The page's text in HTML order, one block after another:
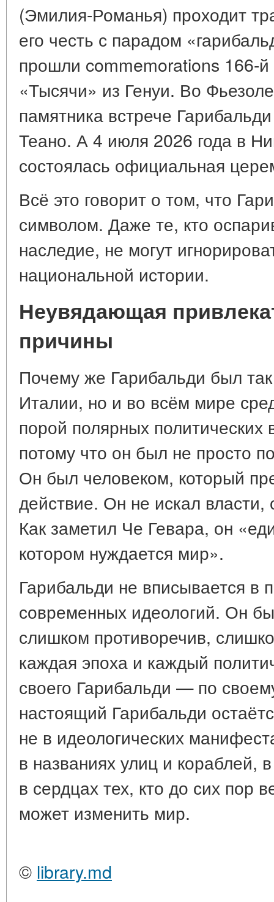
(Эмилия-Романья) проходит
его честь с парадом
прошли commemorations 166-
«Тысячи» из Генуи. Во
памятника встрече
Теано. А 4 июля 2026 года в
состоялась официальная
Всё это говорит о том, что
символом. Даже те, кто
наследие, не могут
национальной истории.
Неувядающая
причины
Почему же Гарибальди был
Италии, но и во всём мире
порой полярных политических
потому что он был не просто
Он был человеком, который
действие. Он не искал власти,
Как заметил Че Гевара, он
котором нуждается мир».
Гарибальди не вписывается в
современных идеологий. Он
слишком противоречив,
каждая эпоха и каждый
своего Гарибальди — по
настоящий Гарибальди
не в идеологических
в названиях улиц и кораблей,
в сердцах тех, кто до сих пор
может изменить мир.
© library.md